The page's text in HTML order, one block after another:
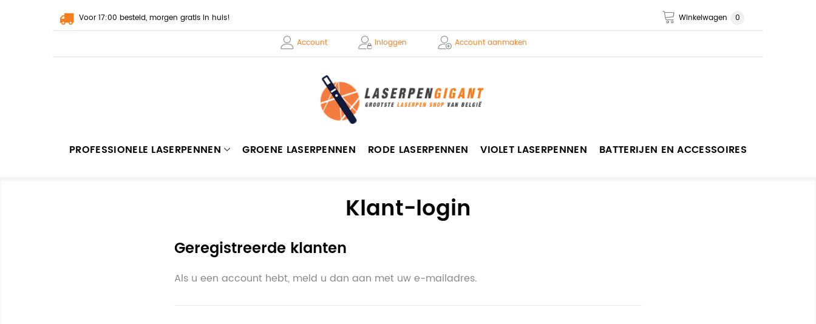
Voor 17:00 besteld, morgen gratis in huis! Winkelwagen 0
Account Inloggen Account aanmaken
PROFESSIONELE LASERPENNEN GROENE LASERPENNEN RODE LASERPENNEN VIOLET LASERPENNEN BATTERIJEN EN ACCESSOIRES
Klant-login
Geregistreerde klanten
Als u een account hebt, meld u dan aan met uw e-mailadres.